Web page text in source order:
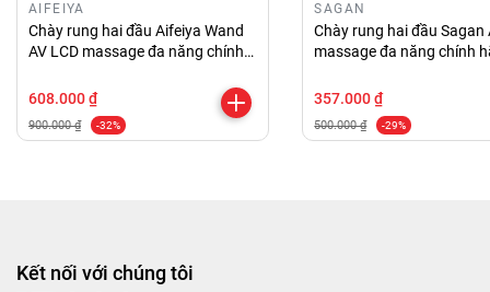
AIFEIYA
Chày rung hai đầu Aifeiya Wand
AV LCD massage đa năng chính
608.000 ₫
900.000 ₫ -32%
SAGAN
Chày rung hai đầu Sagan
massage đa năng chính
357.000 ₫
500.000 ₫ -29%
Kết nối với chúng tôi